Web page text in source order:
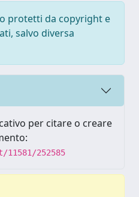
protetti da copyright e
salvo diversa
per citare o creare
252585